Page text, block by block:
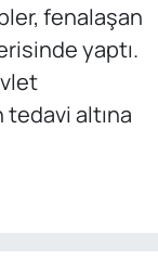
fenalaşan
yaptı.
tedavi altına